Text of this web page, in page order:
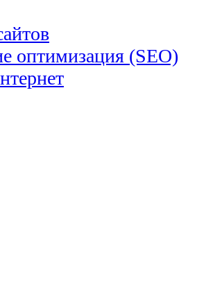
оптимизация (SEO)